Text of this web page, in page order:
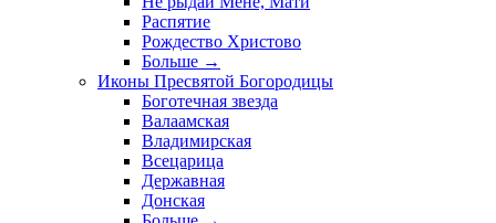
Распятие
Рождество Христово
Больше →
Иконы Пресвятой Богородицы
Боготечная звезда
Валаамская
Владимирская
Всецарица
Державная
Донская